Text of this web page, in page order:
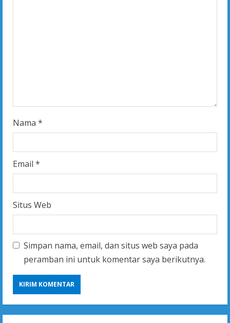
Nama *
Email *
Situs Web
Simpan nama, email, dan situs web saya pada
peramban ini untuk komentar saya berikutnya.